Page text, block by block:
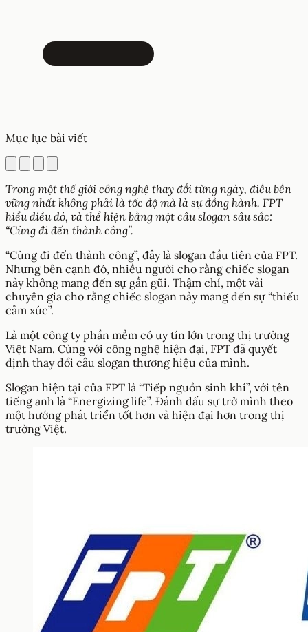
Mục lục bài viết
Trong một thế giới công nghệ thay đổi từng ngày, điều bền
vững nhất không phải là tốc độ mà là sự đồng hành. FPT
hiểu điều đó, và thể hiện bằng một câu slogan sâu sắc:
“Cùng đi đến thành công”.
“Cùng đi đến thành công”, đây là slogan đầu tiên của FPT.
Nhưng bên cạnh đó, nhiều người cho rằng chiếc slogan
này không mang đến sự gần gũi. Thậm chí, một vài
chuyên gia cho rằng chiếc slogan này mang đến sự “thiếu
cảm xúc”.
Là một công ty phần mềm có uy tín lớn trong thị trường
Việt Nam. Cùng với công nghệ hiện đại, FPT đã quyết
định thay đổi câu slogan thương hiệu của mình.
Slogan hiện tại của FPT là “Tiếp nguồn sinh khí”, với tên
tiếng anh là “Energizing life”. Đánh dấu sự trở mình theo
một hướng phát triển tốt hơn và hiện đại hơn trong thị
trường Việt.